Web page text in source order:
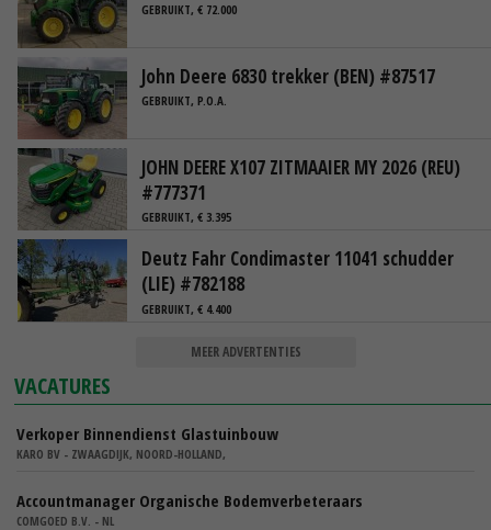
GEBRUIKT, € 72.000
John Deere 6830 trekker (BEN) #87517
GEBRUIKT, P.O.A.
JOHN DEERE X107 ZITMAAIER MY 2026 (REU)
#777371
GEBRUIKT, € 3.395
Deutz Fahr Condimaster 11041 schudder
(LIE) #782188
GEBRUIKT, € 4.400
MEER ADVERTENTIES
VACATURES
Verkoper Binnendienst Glastuinbouw
KARO BV - ZWAAGDIJK, NOORD-HOLLAND,
Accountmanager Organische Bodemverbeteraars
COMGOED B.V. - NL